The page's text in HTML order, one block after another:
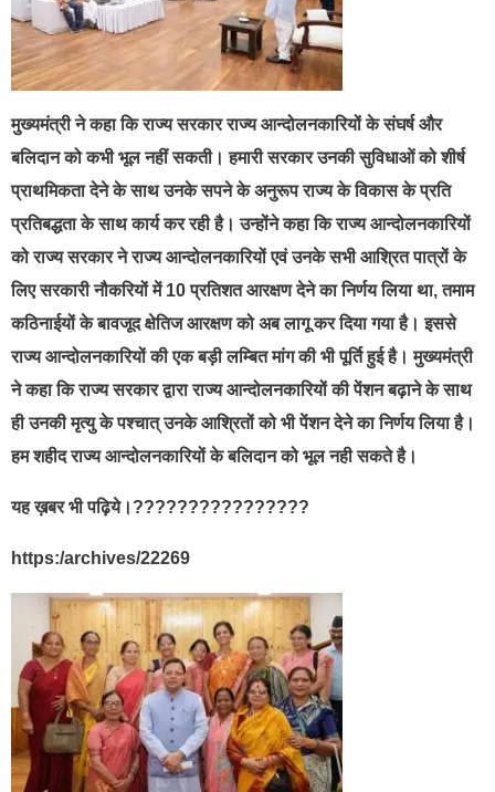
मुख्यमंत्री ने कहा कि राज्य सरकार राज्य आन्दोलनकारियों के संघर्ष और
बलिदान को कभी भूल नहीं सकती। हमारी सरकार उनकी सुविधाओं को शीर्ष
प्राथमिकता देने के साथ उनके सपने के अनुरूप राज्य के विकास के प्रति
प्रतिबद्धता के साथ कार्य कर रही है। उन्होंने कहा कि राज्य आन्दोलनकारियों
को राज्य सरकार ने राज्य आन्दोलनकारियों एवं उनके सभी आश्रित पात्रों के
लिए सरकारी नौकरियों में 10 प्रतिशत आरक्षण देने का निर्णय लिया था, तमाम
कठिनाईयों के बावजूद क्षेतिज आरक्षण को अब लागू कर दिया गया है। इससे
राज्य आन्दोलनकारियों की एक बड़ी लम्बित मांग की भी पूर्ति हुई है। मुख्यमंत्री
ने कहा कि राज्य सरकार द्वारा राज्य आन्दोलनकारियों की पेंशन बढ़ाने के साथ
ही उनकी मृत्यु के पश्चात् उनके आश्रितों को भी पेंशन देने का निर्णय लिया है।
हम शहीद राज्य आन्दोलनकारियों के बलिदान को भूल नही सकते है।
यह ख़बर भी पढ़िये।????????????????
https:/archives/22269